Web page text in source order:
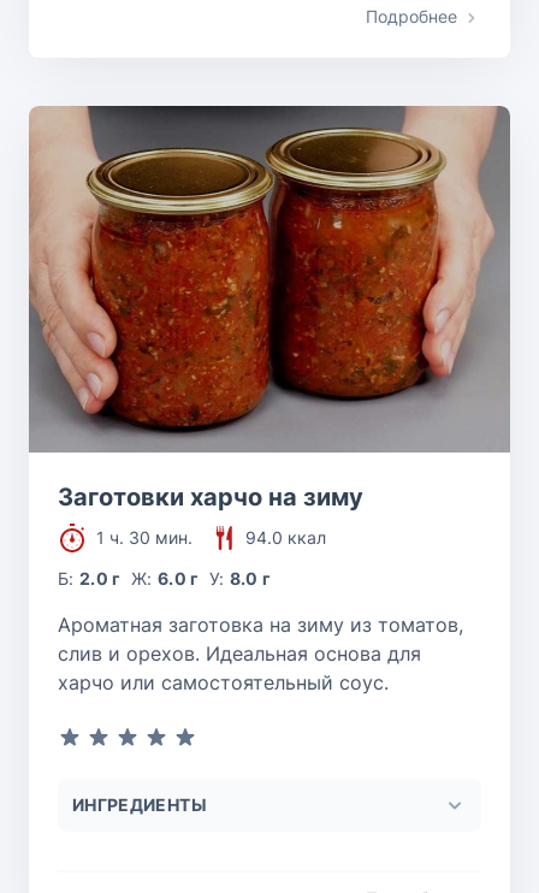
Подробнее
Заготовки харчо на зиму
1 ч. 30 мин.
94.0 ккал
Б:2.0 г Ж: 6.0 г У: 8.0 г
Ароматная заготовка на зиму из томатов,
слив и орехов. Идеальная основа для
харчо или самостоятельный соус.
ИНГРЕДИЕНТЫ